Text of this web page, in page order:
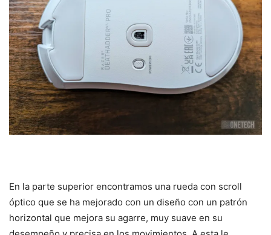
En la parte superior encontramos una rueda con scroll
óptico que se ha mejorado con un diseño con un patrón
horizontal que mejora su agarre, muy suave en su